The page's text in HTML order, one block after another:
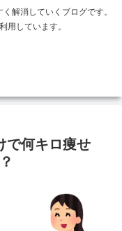
解消していくブログです。
用しています。
で何キロ痩せ